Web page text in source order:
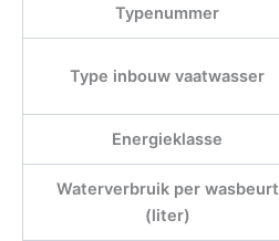
Typenummer
Type inbouw vaatwasser
Energieklasse
Waterverbruik per wasbeurt
(liter)